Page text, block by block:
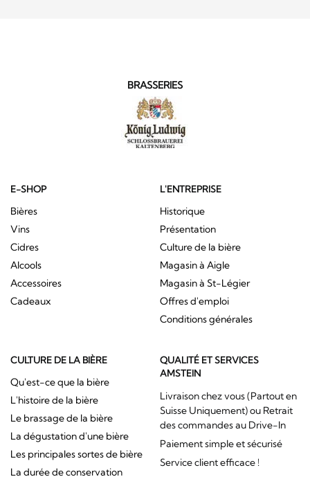
BRASSERIES
E-SHOP
Bières
Vins
Cidres
Alcools
Accessoires
Cadeaux
L'ENTREPRISE
Historique
Présentation
Culture de la bière
Magasin à Aigle
Magasin à St-Légier
Offres d'emploi
Conditions générales
CULTURE DE LA BIÈRE
Qu'est-ce que la bière
L'histoire de la bière
Le brassage de la bière
La dégustation d'une bière
Les principales sortes de bière
La durée de conservation
QUALITÉ ET SERVICES
AMSTEIN
Livraison chez vous (Partout en
Suisse Uniquement) ou Retrait
des commandes au Drive-In
Paiement simple et sécurisé
Service client efficace !